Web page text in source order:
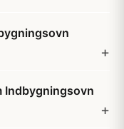
Indbygningsovn